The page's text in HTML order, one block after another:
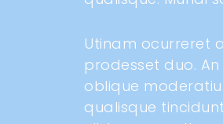
Utinam ocurreret
prodesset duo.
oblique
qualisque